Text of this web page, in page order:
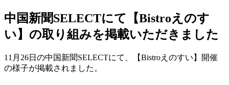
中国新聞SELECTにて【Bistroえのす
い】の取り組みを掲載いただきました
11月26日の中国新聞SELECTにて、【Bistroえのすい】開催
の様子が掲載されました。